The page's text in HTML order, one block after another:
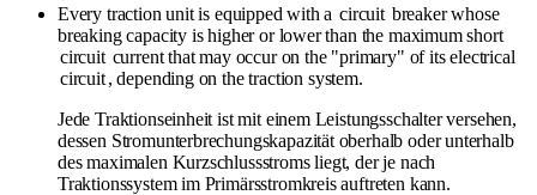
Every traction unit is equipped with a circuit breaker whose
breaking capacity is higher or lower than the maximum short
circuit current that may occur on the "primary" of its electrical
circuit, depending on the traction system.
Jede Traktionseinheit ist mit einem Leistungsschalter versehen,
dessen Stromunterbrechungskapazität oberhalb oder unterhalb
des maximalen Kurzschlussstroms liegt, der je nach
Traktionssystem im Primärsstromkreis auftreten kann.